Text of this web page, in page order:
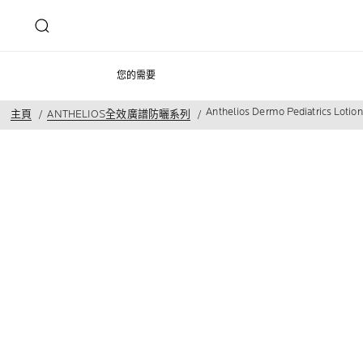
您的需要
主頁 ANTHELIOS全效廣譜防曬系列 Anthelios Dermo Pediatrics